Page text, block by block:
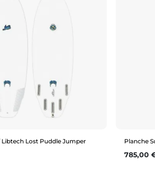
Libtech Lost Puddle Jumper Planche
Prix
785,00